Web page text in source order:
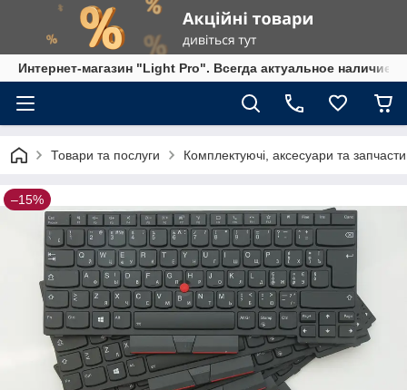
Интернет-магазин "Light Pro". Всегда актуальное
Товари та послуги Комплектуючі, аксесуари та
–15%